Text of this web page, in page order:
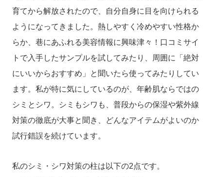
育てから解放されたので、自分自身に目を向けられる
ようになってきました。熱しやすく冷めやすい性格か
らか、巷にあふれる美容情報に興味津々！口コミサイ
トで入手したサンプルを試してみたり、周囲に「絶対
にいいからおすすめ」と聞いたら使ってみたりしてい
ます。私が特に気にしているのが、年齢肌ならではの
シミとシワ。シミもシワも、普段からの保湿や紫外線
対策の徹底が大事と聞き、どんなアイテムがよいのか
試行錯誤を続けています。
私のシミ・シワ対策の柱は以下の2点です。